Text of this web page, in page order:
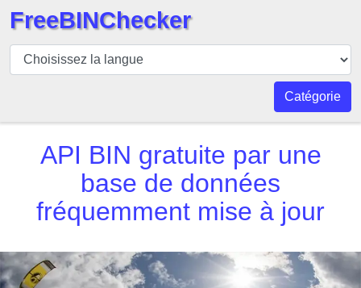
BIN
Vérificateur
Numéro
API
Generator
BIN
FreeBINChecker
Catégorie
API BIN gratuite par une
base de données
fréquemment mise à jour